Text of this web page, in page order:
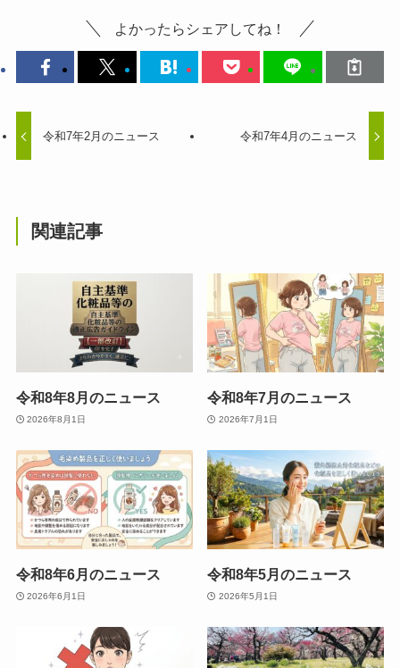
よかったらシェアしてね！
令和7年2月のニュース 令和7年4月のニュース
関連記事
令和8年8月のニュース
2026年8月1日
令和8年7月のニュース
2026年7月1日
令和8年6月のニュース
2026年6月1日
令和8年5月のニュース
2026年5月1日